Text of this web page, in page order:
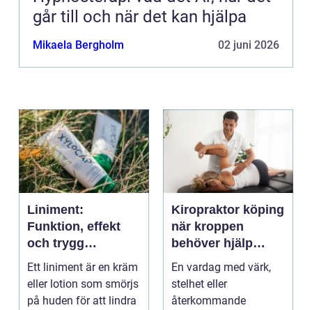
går till och när det kan hjälpa
Mikaela Bergholm 02 juni 2026
Liniment:
Funktion, effekt
och trygg
användning
Ett liniment är en kräm
eller lotion som smörjs
på huden för att lindra
Kiropraktor köping
när kroppen
behöver hjälp
tillbaka
En vardag med värk,
stelhet eller
återkommande